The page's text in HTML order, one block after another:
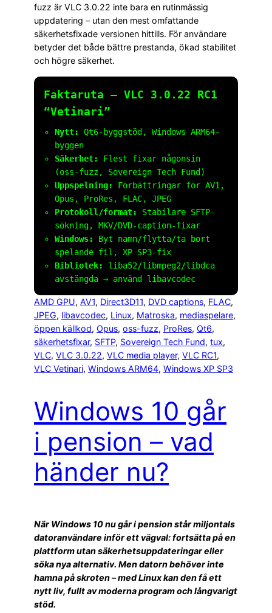
fuzz är VLC 3.0.22 inte bara en rutinmässig
uppdatering – utan den mest omfattande
säkerhetsfixade versionen hittills. För användare
betyder det både bättre prestanda, ökad stabilitet
och högre säkerhet.
Faktaruta – VLC 3.0.22 RC1
“Vetinari”
Nytt:
Qt6-byggstöd, Windows ARM64-
byggen
Säkerhet:
Flest fixar någonsin
(oss-fuzz, Sovereign Tech Fund)
Uppspelning:
Förbättringar för AV1,
Opus, ProRes, FLAC, JPEG
Protokoll/format:
Stabilare SFTP-
sökning, MKV/DVD-caption-fixar
Windows:
Byt namn/flytta/ta bort
spelande fil, XP SP3-fix
Bibliotek:
liba52/libmpeg2/libdca
avstängda → använd libavcodec
AMD GPU, AV1, Direct3D11, DVD captions, FLAC
JPEG, libavcodec, Linux, Matroska, mediaspelare
öppen källkod, Opus, oss-fuzz, ProRes, Qt6
säkerhetsfixar, SFTP, Sovereign Tech Fund, tux
VLC, VLC 3.0.22, VLC media player, VLC RC1
VLC Vetinari, Windows ARM64, Windows XP SP3
Windows 10 går
i pension – vad
händer nu?
När Windows 10 nu går i pension står miljontals
datoranvändare inför ett vägval: fortsätta på en
plattform utan säkerhetsuppdateringar eller
söka nya alternativ. Men datorn behöver inte
hamna på skroten – med Linux kan den få ett
nytt liv, fullt av moderna program och långvarigt
stöd.